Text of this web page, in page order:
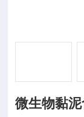
微生物黏